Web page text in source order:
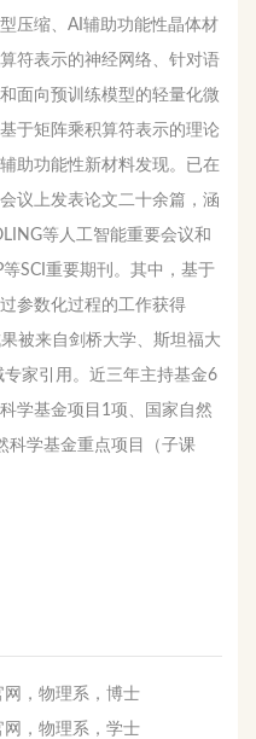
压缩、AI辅助功能性晶体材
符表示的神经网络、针对语
面向预训练模型的轻量化微
于矩阵乘积算符表示的理论
助功能性新材料发现。已在
议上发表论文二十余篇，涵
等人工智能重要会议和
等SCI重要期刊。其中，基于
参数化过程的工作获得
被来自剑桥大学、斯坦福大
家引用。近三年主持基金6
学基金项目1项、国家自然
科学基金重点项目（子课
，物理系，博士
，物理系，学士